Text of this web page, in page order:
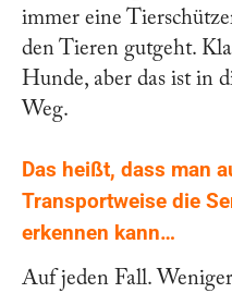
immer eine
den Tieren gutgeht.
Hunde, aber das ist in
Weg.
Das heißt, dass man
Transportweise die
erkennen kann…
Auf jeden Fall.